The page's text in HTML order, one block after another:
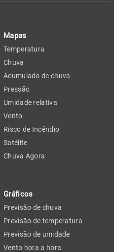
Mapas
Temperatura
Chuva
Acumulado de chuva
Pressão
Umidade relativa
Vento
Risco de Incêndio
Satélite
Chuva Agora
Gráficos
Previsão de chuva
Previsão de temperatura
Previsão de umidade
Vento hora a hora